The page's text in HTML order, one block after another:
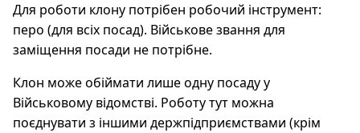
Для роботи клону потрібен робочий інструмент:
перо (для всіх посад). Військове звання для
заміщення посади не потрібне.
Клон може обіймати лише одну посаду у
Військовому відомстві. Роботу тут можна
поєднувати з іншими держпідприємствами (крім